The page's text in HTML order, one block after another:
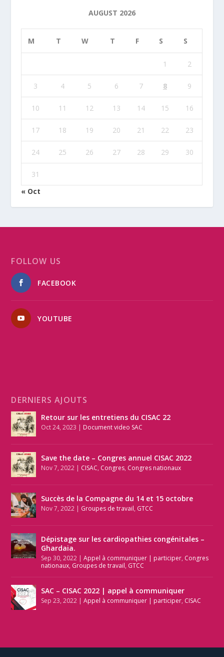
AUGUST 2026
M T W T F S S
1 2
3 4 5 6 7 8 9
10 11 12 13 14 15 16
17 18 19 20 21 22 23
24 25 26 27 28 29 30
31
« Oct
FOLLOW US
FACEBOOK
YOUTUBE
DERNIERS AJOUTS
Retour sur les entretiens du CISAC 22
Oct 24, 2023 | Document video SAC
Save the date – Congres annuel CISAC 2022
Nov 7, 2022 | CISAC, Congres, Congres nationaux
Succès de la Compagne du 14 et 15 octobre
Nov 7, 2022 | Groupes de travail, GTCC
Dépistage sur les cardiopathies congénitales –
Ghardaia.
Sep 30, 2022 |Appel à communiquer | participer, Congres
nationaux, Groupes de travail, GTCC
SAC – CISAC 2022 | appel à communiquer
Sep 23, 2022 |Appel à communiquer | participer, CISAC